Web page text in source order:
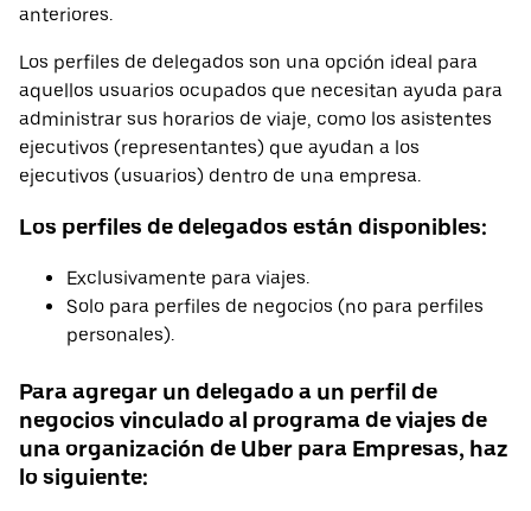
anteriores.
Los perfiles de delegados son una opción ideal para
aquellos usuarios ocupados que necesitan ayuda para
administrar sus horarios de viaje, como los asistentes
ejecutivos (representantes) que ayudan a los
ejecutivos (usuarios) dentro de una empresa.
Los perfiles de delegados están disponibles:
Exclusivamente para viajes.
Solo para perfiles de negocios (no para perfiles
personales).
Para agregar un delegado a un perfil de
negocios vinculado al programa de viajes de
una organización de Uber para Empresas, haz
lo siguiente: